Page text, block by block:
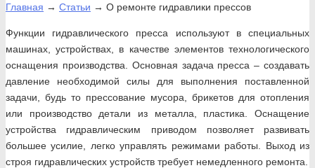
Главная → Статьи → О ремонте гидравлики прессов
Функции гидравлического пресса используют в специальных
машинах, устройствах, в качестве элементов технологического
оснащения производства. Основная задача пресса – создавать
давление необходимой силы для выполнения поставленной
задачи, будь то прессование мусора, брикетов для отопления
или производство детали из металла, пластика. Оснащение
устройства гидравлическим приводом позволяет развивать
большее усилие, легко управлять режимами работы. Выход из
строя гидравлических устройств требует немедленного ремонта.